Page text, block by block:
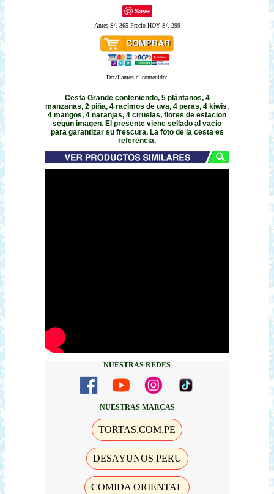
Save
AntesS/. 365Precio HOY S/. 299
Detallamos el contenido:
Cesta Grande conteniendo, 5 plántanos, 4
manzanas, 2 piña, 4 racimos de uva, 4 peras, 4 kiwis,
4 mangos, 4 naranjas, 4 ciruelas, flores de estacion
segun imagen. El presente viene sellado al vacio
para garantizar su frescura. La foto de la cesta es
referencia.
NUESTRAS REDES
NUESTRAS MARCAS
TORTAS.COM.PE
DESAYUNOS PERU
COMIDA ORIENTAL